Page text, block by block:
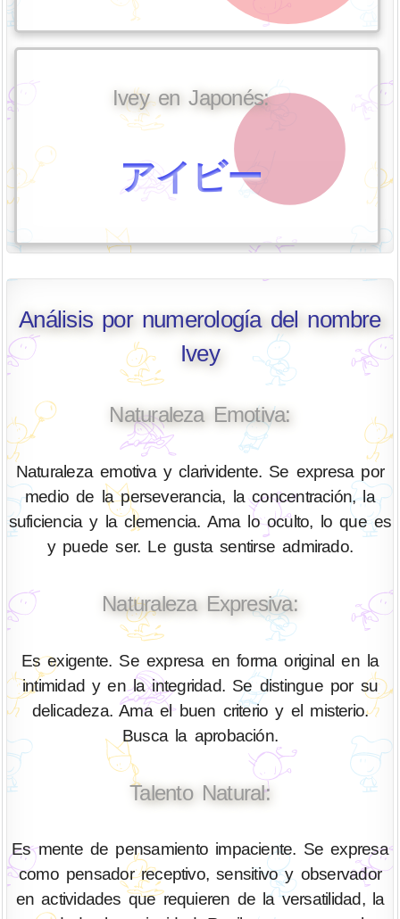
Ivey en Japonés:
アイビー
Análisis por numerología del nombre
Ivey
Naturaleza Emotiva:
Naturaleza emotiva y clarividente. Se expresa por
medio de la perseverancia, la concentración, la
suficiencia y la clemencia. Ama lo oculto, lo que es
y puede ser. Le gusta sentirse admirado.
Naturaleza Expresiva:
Es exigente. Se expresa en forma original en la
intimidad y en la integridad. Se distingue por su
delicadeza. Ama el buen criterio y el misterio.
Busca la aprobación.
Talento Natural:
Es mente de pensamiento impaciente. Se expresa
como pensador receptivo, sensitivo y observador
en actividades que requieren de la versatilidad, la